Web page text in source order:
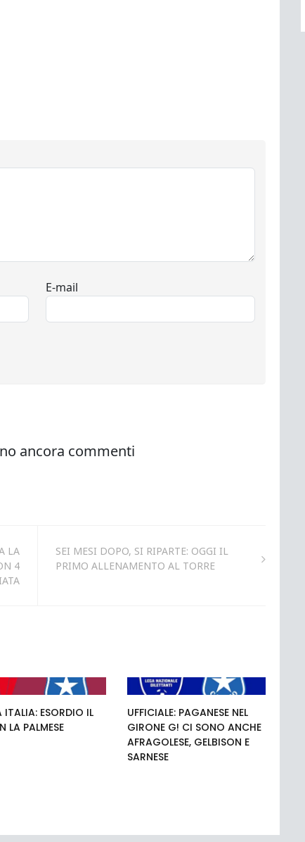
LA
4
SEI MESI DOPO, SI RIPARTE: OGGI IL
PRIMO ALLENAMENTO AL TORRE
ITALIA: ESORDIO IL
LA PALMESE
UFFICIALE: PAGANESE NEL
GIRONE G! CI SONO ANCHE
AFRAGOLESE, GELBISON E
SARNESE